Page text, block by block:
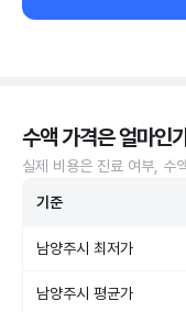
수액 가격은 얼마인
실제 비용은 진료 여부, 수
기준
남양주시 최저가
남양주시 평균가